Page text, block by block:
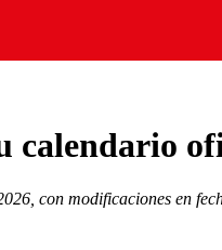
calendario
con modificaciones en